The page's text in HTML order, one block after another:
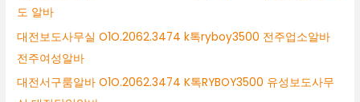
도 알바
대전보도사무실 O1O.2062.3474 k톡ryboy3500 전주업소알바
전주여성알바
대전서구룸알바 O1O.2062.3474 K톡RYBOY3500 유성보도사무